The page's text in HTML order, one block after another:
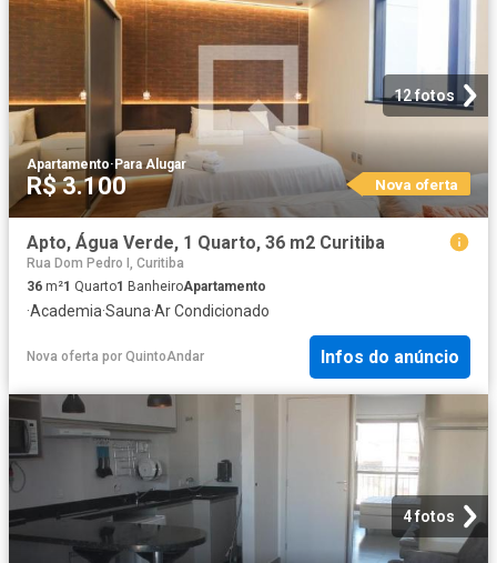
12 fotos
Apartamento·Para Alugar
R$ 3.100 Nova oferta
Apto, Água Verde, 1 Quarto, 36 m2 Curitiba
Rua Dom Pedro I, Curitiba
36 m²1 Quarto1 BanheiroApartamento
·Academia·Sauna·Ar Condicionado
Nova oferta por QuintoAndar Infos do anúncio
4 fotos